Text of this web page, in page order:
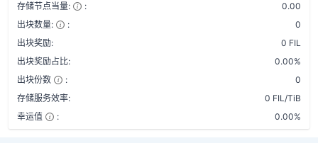
存储节点当量:
:
0.00
出块数量:
:
0
出块奖励:
0 FIL
出块奖励占比:
0.00%
出块份数
:
0
存储服务效率:
0 FIL/TiB
幸运值
: 0.00%